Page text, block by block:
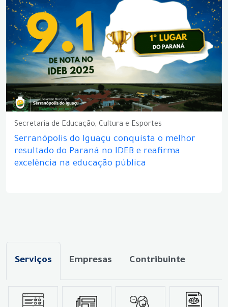
Secretaria de Educação, Cultura e Esportes
Serranópolis do Iguaçu conquista o melhor
resultado do Paraná no IDEB e reafirma
excelência na educação pública
Serviços Empresas Contribuinte